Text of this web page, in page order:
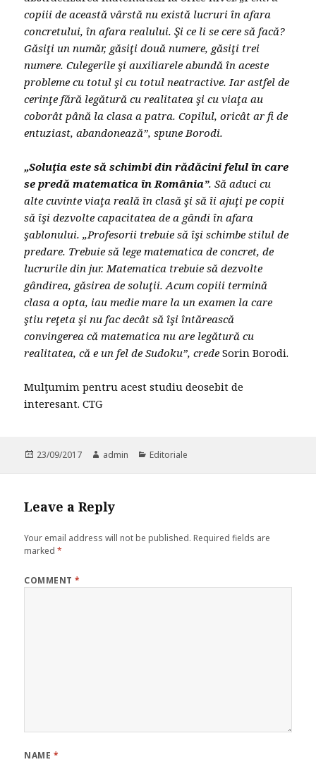
copiii de această vârstă nu există lucruri în afara
concretului, în afara realului. Şi ce li se cere să facă?
Găsiţi un număr, găsiţi două numere, găsiţi trei
numere. Culegerile şi auxiliarele abundă în aceste
probleme cu totul şi cu totul neatractive. Iar astfel de
cerinţe fără legătură cu realitatea şi cu viaţa au
coborât până la clasa a patra. Copilul, oricât ar fi de
entuziast, abandonează”, spune Borodi.
„Soluţia este să schimbi din rădăcini felul în care
se predă matematica în România”. Să aduci cu
alte cuvinte viaţa reală în clasă şi să îi ajuţi pe copii
să îşi dezvolte capacitatea de a gândi în afara
şablonului. „Profesorii trebuie să îşi schimbe stilul de
predare. Trebuie să lege matematica de concret, de
lucrurile din jur. Matematica trebuie să dezvolte
gândirea, găsirea de soluţii. Acum copiii termină
clasa a opta, iau medie mare la un examen la care
ştiu reţeta şi nu fac decât să îşi întărească
convingerea că matematica nu are legătură cu
realitatea, că e un fel de Sudoku”, crede Sorin Borodi.
Mulţumim pentru acest studiu deosebit de
interesant. CTG
Posted
23/09/2017 Author
admin Categories
Editoriale
Leave a Reply
Your email address will not be published. Required fields are
marked*
COMMENT*
NAME *